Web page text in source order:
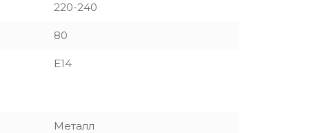
220-240
80
E14
Металл